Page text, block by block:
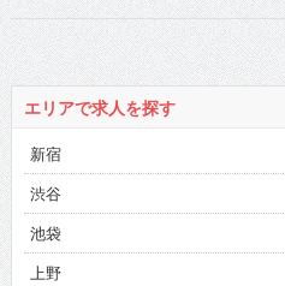
エリアで求人を探す
新宿
池袋
上野
五反田・品川